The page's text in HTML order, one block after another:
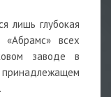
лишь глубокая
всех
заводе в